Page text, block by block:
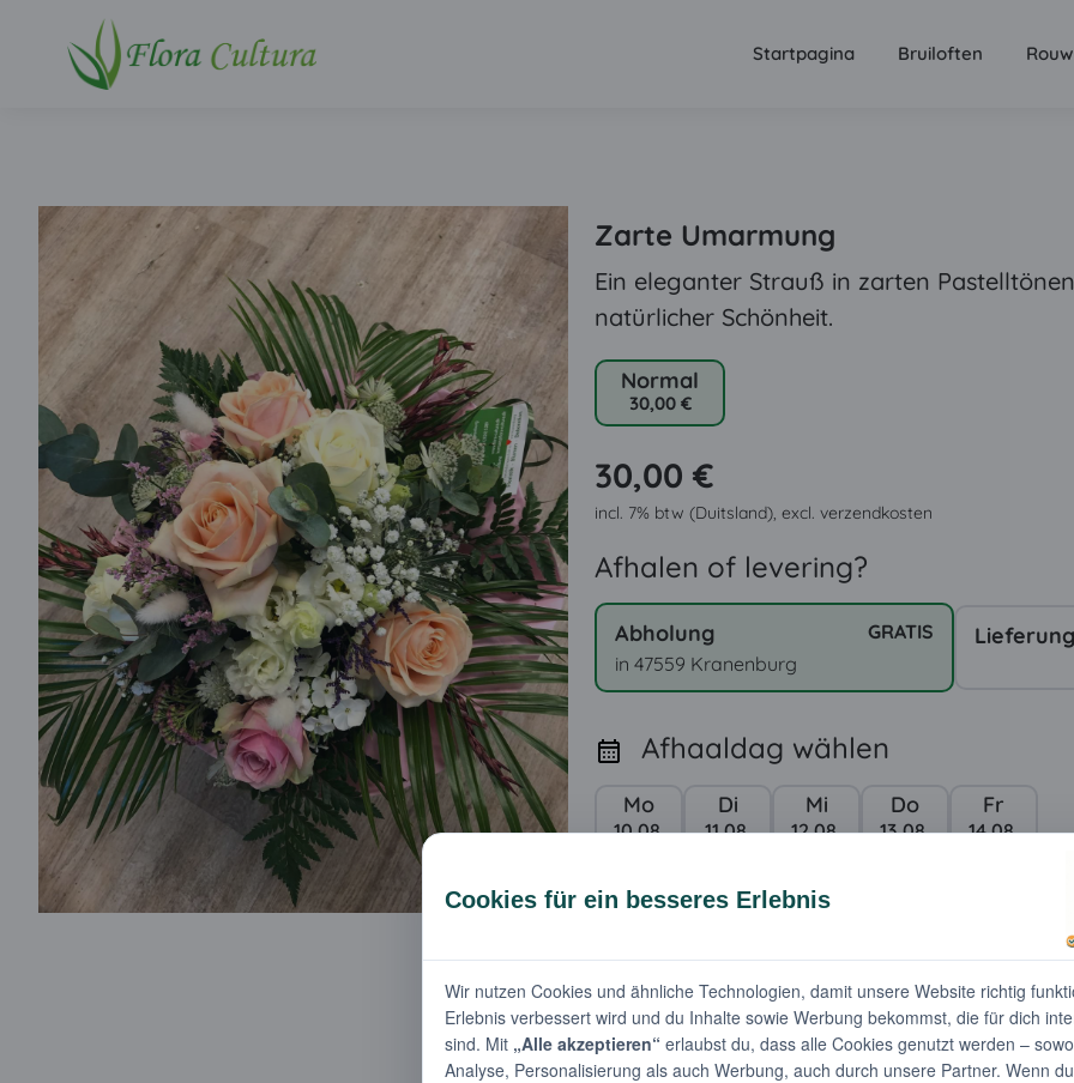
Startpagina Bruiloften
Zarte Umarmung
Ein eleganter Strauß in zarten
natürlicher Schönheit.
Normal
30,00 €
30,00 €
incl. 7% btw (Duitsland), excl. verzendkosten
Afhalen of levering?
Abholung
in 47559 Kranenburg
GRATIS
Afhaaldag wählen
Mo
10.08.
Di
11.08.
Mi
12.08.
Do
13.08.
Fr
14.08.
Voeg wenskaart toe